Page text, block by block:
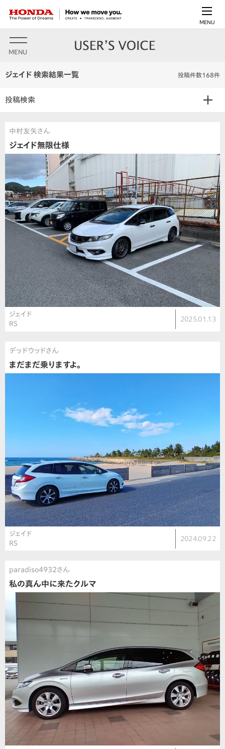
MENU
MENU
ジェイド 検索結果一覧 投稿件数168件
投稿検索
中村友矢さん
ジェイド無限仕様
ジェイド
RS
2025.01.13
デッドウッドさん
まだまだ乗りますよ。
ジェイド
RS
2024.09.22
paradiso4932さん
私の真ん中に来たクルマ